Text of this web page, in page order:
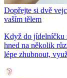
Dopřejte si dvě
vaším tělem
Když do jídelníčku
hned na několik
lépe zhubnout,